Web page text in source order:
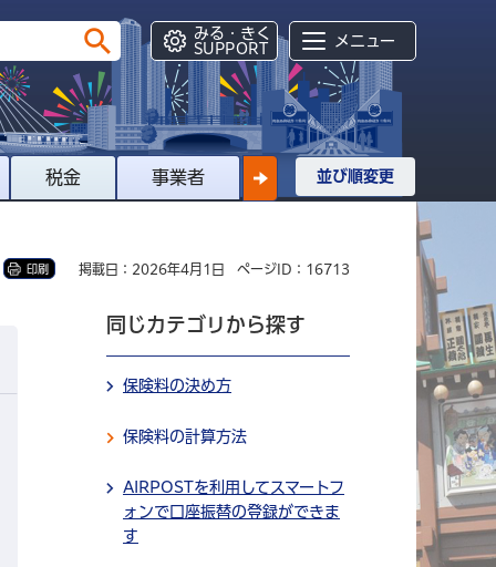
みる・きく
SUPPORT
メニュー
税金 事業者 並び順変更
印刷 掲載日：2026年4月1日 ページID：16713
同じカテゴリから探す
保険料の決め方
保険料の計算方法
AIRPOSTを利用してスマートフ
ォンで口座振替の登録ができま
す